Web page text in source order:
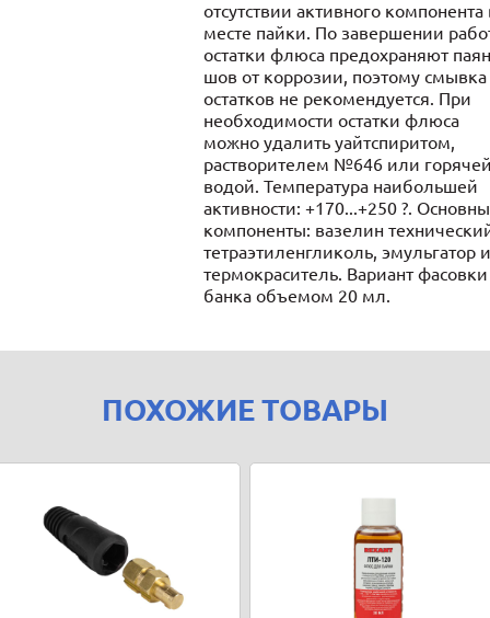
отсутствии активного компонента
месте пайки. По завершении
остатки флюса предохраняют
шов от коррозии, поэтому смывка
остатков не рекомендуется. При
необходимости остатки флюса
можно удалить уайтспиритом,
растворителем №646 или
водой. Температура наибольшей
активности: +170...+250 ?.
компоненты: вазелин
тетраэтиленгликоль, эмульгатор и
термокраситель. Вариант фасовки
банка объемом 20 мл.
ПОХОЖИЕ ТОВАРЫ